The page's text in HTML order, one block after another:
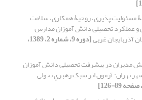
مسئولیت پذیری، روحیۀ همکاری، سلامت
و عملکرد تحصیلی دانش آموزان مدارس
آذربایجان غربی [دوره 9، شماره 2، 1389،
مدیران در پیشرفت تحصیلی دانش آموزان
تهران: آزمون اثر سبک رهبریِ تحولی